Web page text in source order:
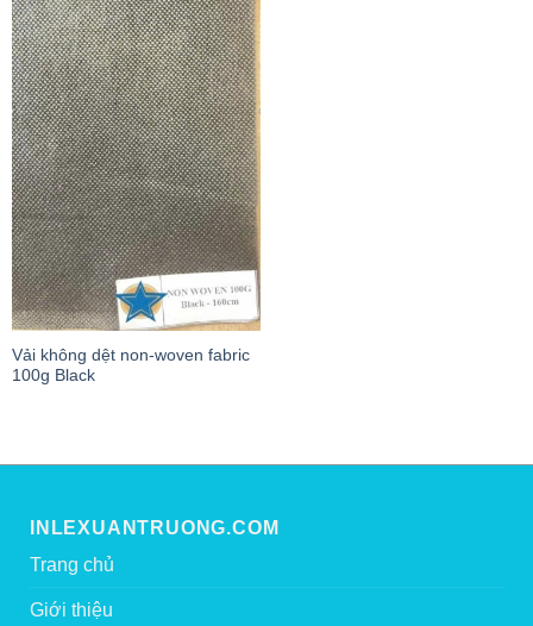
Vải không dệt non-woven fabric
100g Black
INLEXUANTRUONG.COM
Trang chủ
Giới thiệu